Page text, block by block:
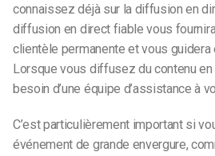
connaissez déjà sur la diffusion en
diffusion en direct fiable vous
clientèle permanente et vous
Lorsque vous diffusez du contenu
besoin d’une équipe d’assistance à
C’est particulièrement important si
événement de grande envergure,